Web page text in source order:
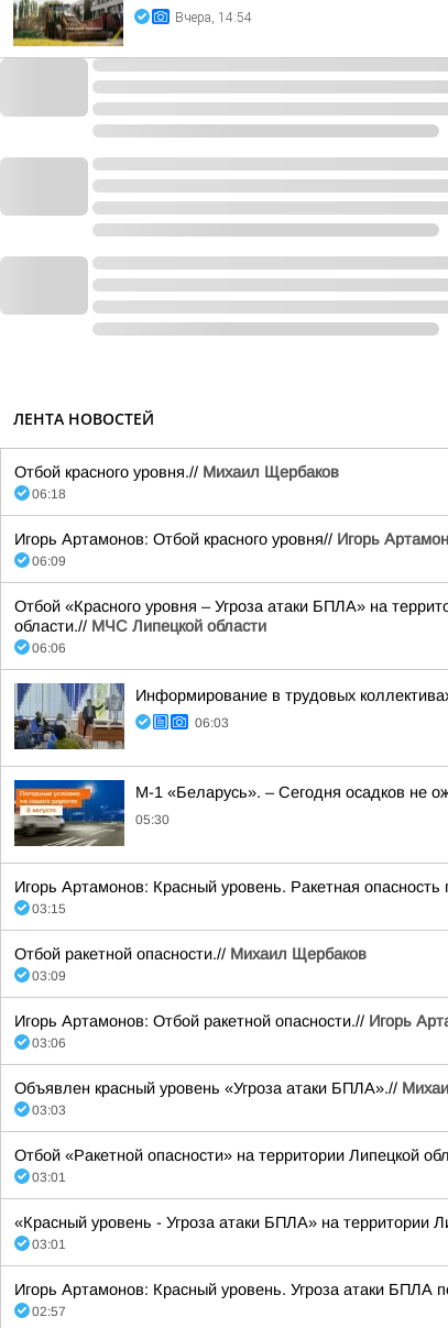
Вчера, 14:54
ЛЕНТА НОВОСТЕЙ
Отбой красного уровня.// Михаил Щербаков
06:18
Игорь Артамонов: Отбой красного уровня// Игорь
06:09
Отбой «Красного уровня – Угроза атаки БПЛА» на
области.// МЧС Липецкой области
06:06
Информирование в трудовых
06:03
М-1 «Беларусь». – Сегодня осадков не
05:30
Игорь Артамонов: Красный уровень. Ракетная опасность
03:15
Отбой ракетной опасности.// Михаил Щербаков
03:09
Игорь Артамонов: Отбой ракетной опасности.// Игорь
03:06
Объявлен красный уровень «Угроза атаки БПЛА».//
03:03
Отбой «Ракетной опасности» на территории Липецкой
03:01
«Красный уровень - Угроза атаки БПЛА» на территории
03:01
Игорь Артамонов: Красный уровень. Угроза атаки БПЛА
02:57